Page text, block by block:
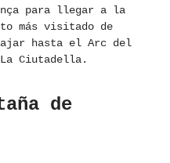
para llegar a la
más visitado de
hasta el Arc del
Ciutadella.
de